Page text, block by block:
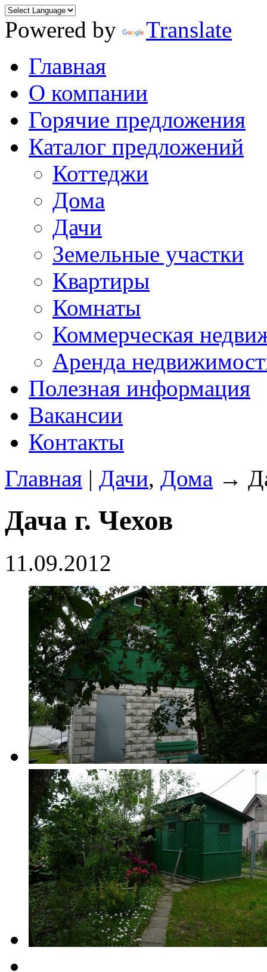
Powered by
Translate
Главная
О компании
Горячие предложения
Каталог предложений
Коттеджи
Дома
Дачи
Земельные участки
Квартиры
Комнаты
Коммерческая
Аренда
Полезная информация
Вакансии
Контакты
Главная | Дачи, Дома →
Дача г. Чехов
11.09.2012